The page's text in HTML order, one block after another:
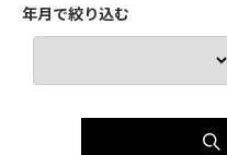
年月で絞り込む